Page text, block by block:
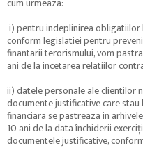
cum urmeaza:
i) pentru indeplinirea
conform legislatiei pentru
finantarii terorismului, vom
ani de la incetarea relatiilor
ii) datele personale ale clientilor
documente justificative care
financiara se pastreaza in
10 ani de la data închiderii
documentele justificative,